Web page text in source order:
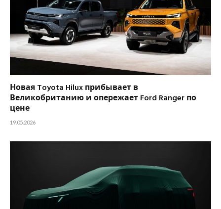
Новая Toyota Hilux прибывает в
Великобританию и опережает Ford Ranger по
цене
19.05.2026